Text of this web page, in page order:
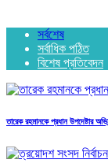
সর্বশেষ
সর্বাধিক পঠিত
বিশেষ প্রতিবেদন
তারেক রহমানকে প্রধান উপদেষ্টার